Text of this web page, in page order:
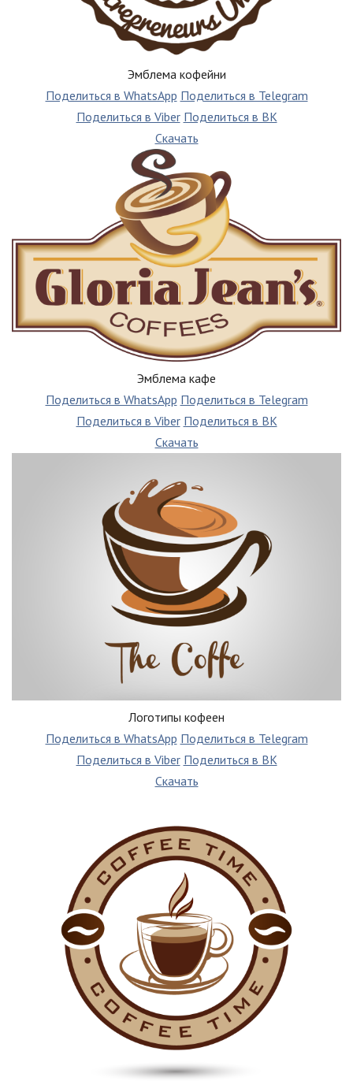
Эмблема кофейни
Поделиться в WhatsApp Поделиться в Telegram
Поделиться в Viber Поделиться в ВК
Скачать
Эмблема кафе
Поделиться в WhatsApp Поделиться в Telegram
Поделиться в Viber Поделиться в ВК
Скачать
Логотипы кофеен
Поделиться в WhatsApp Поделиться в Telegram
Поделиться в Viber Поделиться в ВК
Скачать